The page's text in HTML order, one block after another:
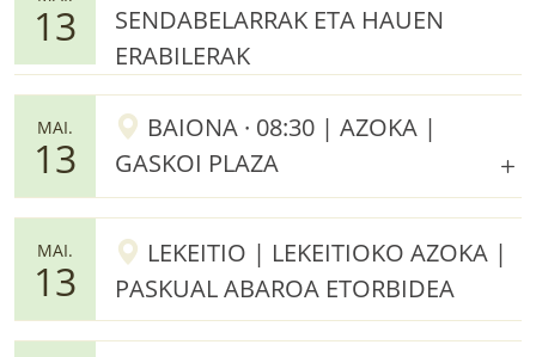
13
SENDABELARRAK ETA HAUEN
ERABILERAK
MAI.
13
BAIONA · 08:30 | AZOKA |
GASKOI PLAZA
MAI.
13
LEKEITIO | LEKEITIOKO AZOKA |
PASKUAL ABAROA ETORBIDEA